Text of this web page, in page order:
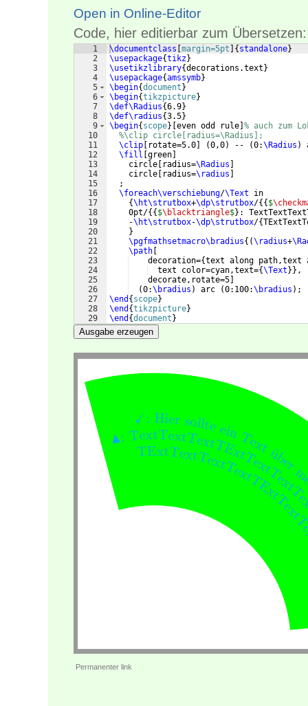
Open in Online-Editor
Code, hier editierbar zum Übersetzen:
1
2
3
4
5
6
7
8
9
10
11
12
13
14
15
16
17
18
19
20
21
22
23
24
25
26
27
28
29
\documentclass margin=5pt { standalone}
\usepackage{tikz}
\usetikzlibrary{decorations.text }
\usepackage{amssymb}
\begin{document }
\begin{tikzpicture}
\def\Radius{6.9}
\def\radius{3.5}
\begin{ scope} even odd rule % auch zum
%\clip circle[radius=\Radius];
\clip
rotate=5.0 (0,0) -- (0:\Radius )
\fill green
    circle
radius=\Radius
    circle
radius=\radius
  ;
\foreach\verschiebung/\Text in
{\ht\strutbox+\dp\strutbox/{{ $
    0pt/
{{ $\blacktriangle$} :
    -
\ht\strutbox-\dp\strutbox/{
}
\pgfmathsetmacro\bradius{(\radius+
\path
    decoration=
{text along path,text
  text color=cyan,text=
{\Text }} ,
    decorate,rotate=5
(0:\bradius ) arc (0:100:\bradius ) ;
\end { scope}
\end {tikzpicture}
\end {document }
Ausgabe erzeugen
Permanenter link